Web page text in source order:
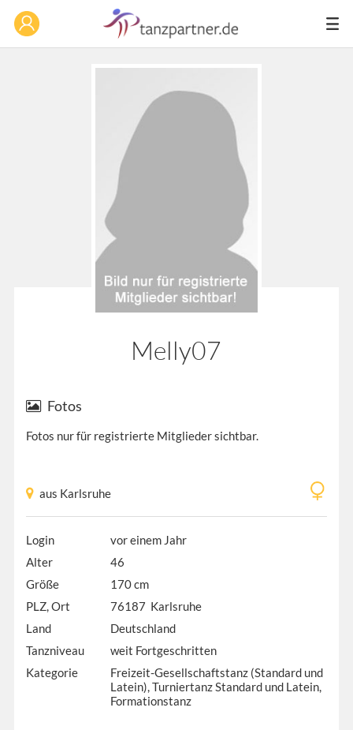
Melly07
Fotos
Fotos nur für registrierte Mitglieder sichtbar.
aus Karlsruhe
Login
vor einem Jahr
Alter
46
Größe
170 cm
PLZ, Ort
76187 Karlsruhe
Land
Deutschland
Tanzniveau
weit Fortgeschritten
Kategorie
Freizeit-Gesellschaftstanz (Standard und
Latein), Turniertanz Standard und Latein,
Formationstanz